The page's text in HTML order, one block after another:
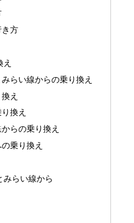
方
え
らい線からの乗り換え
え
換え
らの乗り換え
乗り換え
みらい線から